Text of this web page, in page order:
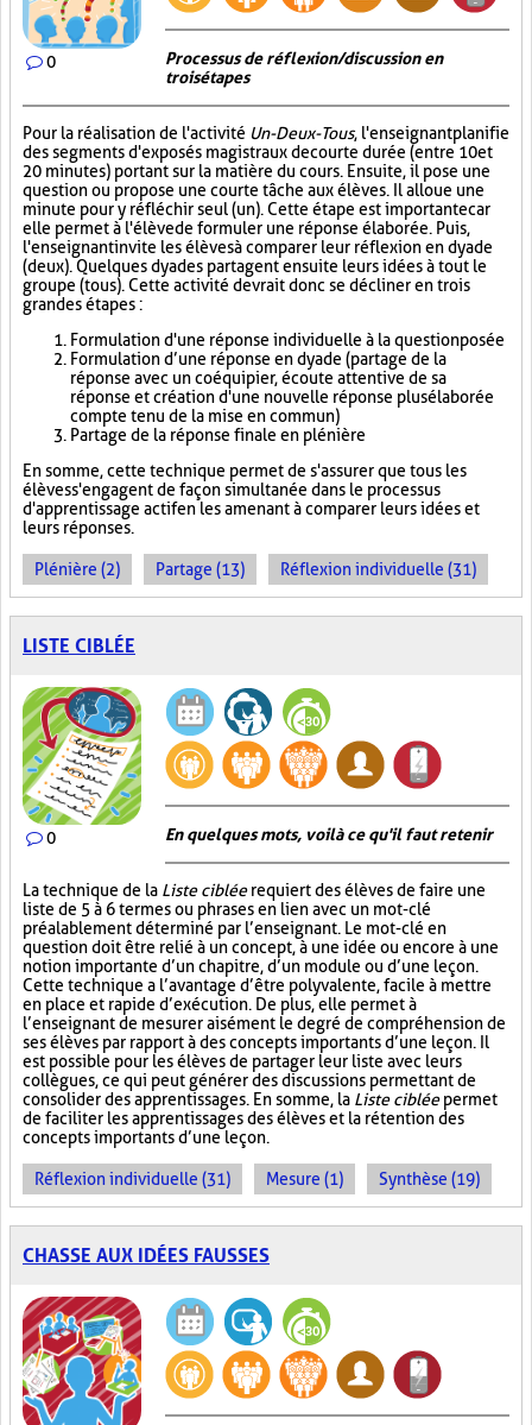
0
Processus de réflexion/discussion en
trois étapes
Pour la réalisation de l'activité Un-Deux-Tous, l'enseignant planifie
des segments d'exposés magistraux de courte durée (entre 10 et
20 minutes) portant sur la matière du cours. Ensuite, il pose une
question ou propose une courte tâche aux élèves. Il alloue une
minute pour y réfléchir seul (un). Cette étape est importante car
elle permet à l'élève de formuler une réponse élaborée. Puis,
l'enseignant invite les élèves à comparer leur réflexion en dyade
(deux). Quelques dyades partagent ensuite leurs idées à tout le
groupe (tous). Cette activité devrait donc se décliner en trois
grandes étapes :
Formulation d'une réponse individuelle à la question posée
Formulation d’une réponse en dyade (partage de la
réponse avec un coéquipier, écoute attentive de sa
réponse et création d'une nouvelle réponse plus élaborée
compte tenu de la mise en commun)
Partage de la réponse finale en plénière
En somme, cette technique permet de s'assurer que tous les
élèves s'engagent de façon simultanée dans le processus
d'apprentissage actif en les amenant à comparer leurs idées et
leurs réponses.
Plénière (2) Partage (13) Réflexion individuelle (31)
LISTE CIBLÉE
0 En quelques mots, voilà ce qu'il faut retenir
La technique de la Liste cibléerequiert des élèves de faire une
liste de 5 à 6 termes ou phrases en lien avec un mot-clé
préalablement déterminé par l’enseignant. Le mot-clé en
question doit être relié à un concept, à une idée ou encore à une
notion importante d’un chapitre, d’un module ou d’une leçon.
Cette technique a l’avantage d’être polyvalente, facile à mettre
en place et rapide d’exécution. De plus, elle permet à
l’enseignant de mesurer aisément le degré de compréhension de
ses élèves par rapport à des concepts importants d’une leçon. Il
est possible pour les élèves de partager leur liste avec leurs
collègues, ce qui peut générer des discussions permettant de
consolider des apprentissages. En somme, la Liste cibléepermet
de faciliter les apprentissages des élèves et la rétention des
concepts importants d’une leçon.
Réflexion individuelle (31) Mesure (1) Synthèse (19)
CHASSE AUX IDÉES FAUSSES